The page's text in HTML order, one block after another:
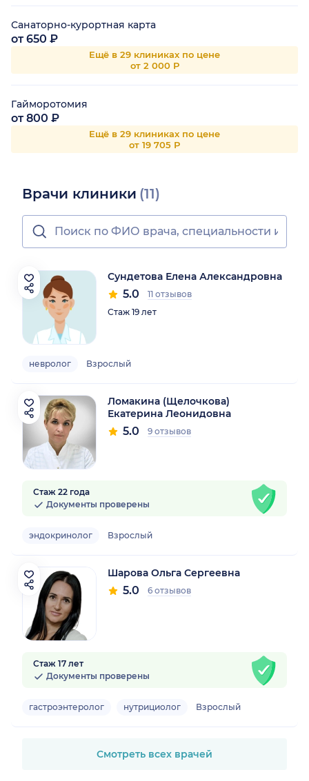
Санаторно-курортная карта
от 650 ₽
Ещё в 29 клиниках по цене
от 2 000 Р
Гайморотомия
от 800 ₽
Ещё в 29 клиниках по цене
от 19 705 Р
Врачи клиники (11)
Сундетова Елена Александровна
5.0
11 отзывов
Стаж 19 лет
невролог Взрослый
Ломакина (Щелочкова)
Екатерина Леонидовна
5.0 9 отзывов
Стаж 22 года
Документы проверены
эндокринолог Взрослый
Шарова Ольга Сергеевна
5.0 6 отзывов
Стаж 17 лет
Документы проверены
гастроэнтеролог нутрициолог Взрослый
Смотреть всех врачей